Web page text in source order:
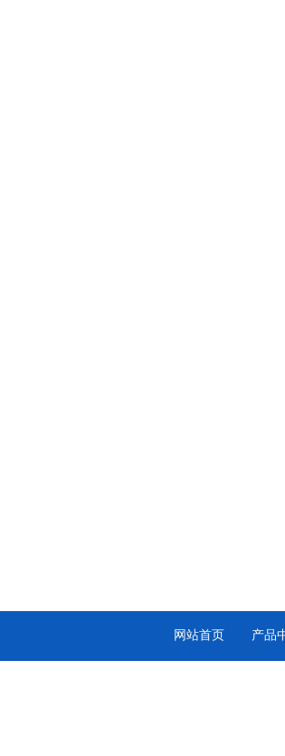
网站首页 产品